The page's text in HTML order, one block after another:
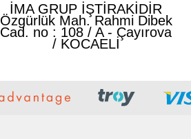
İMA GRUP İŞTİRAKİDİR
Özgürlük Mah. Rahmi Dibek
Cad. no : 108 / A - Çayırova
/ KOCAELİ